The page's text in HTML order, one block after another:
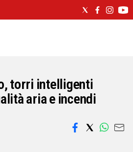
torri intelligenti
aria e incendi